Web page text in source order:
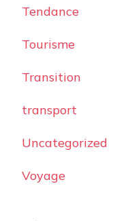
Tendance
Tourisme
Transition
transport
Uncategorized
Voyage